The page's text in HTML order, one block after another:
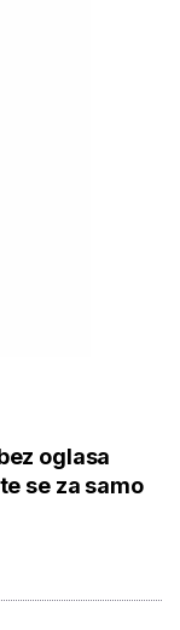
oglasa
se za samo